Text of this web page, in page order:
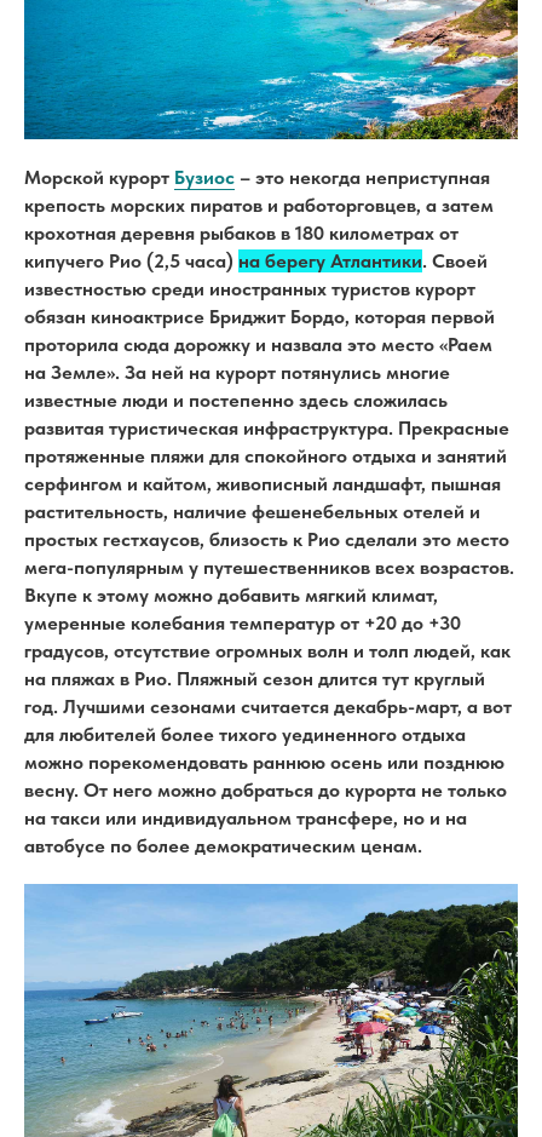
Морской курорт Бузиос – это некогда неприступная
крепость морских пиратов и работорговцев, а затем
крохотная деревня рыбаков в 180 километрах от
кипучего Рио (2,5 часа) на берегу Атлантики. Своей
известностью среди иностранных туристов курорт
обязан киноактрисе Бриджит Бордо, которая первой
проторила сюда дорожку и назвала это место «Раем
на Земле». За ней на курорт потянулись многие
известные люди и постепенно здесь сложилась
развитая туристическая инфраструктура. Прекрасные
протяженные пляжи для спокойного отдыха и занятий
серфингом и кайтом, живописный ландшафт, пышная
растительность, наличие фешенебельных отелей и
простых гестхаусов, близость к Рио сделали это место
мега-популярным у путешественников всех возрастов.
Вкупе к этому можно добавить мягкий климат,
умеренные колебания температур от +20 до +30
градусов, отсутствие огромных волн и толп людей, как
на пляжах в Рио. Пляжный сезон длится тут круглый
год. Лучшими сезонами считается декабрь-март, а вот
для любителей более тихого уединенного отдыха
можно порекомендовать раннюю осень или позднюю
весну. От него можно добраться до курорта не только
на такси или индивидуальном трансфере, но и на
автобусе по более демократическим ценам.